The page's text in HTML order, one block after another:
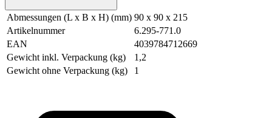
Abmessungen (L x B x H) (mm) 90 x 90 x 215
Artikelnummer
6.295-771.0
EAN
4039784712669
Gewicht inkl. Verpackung (kg)
1,2
Gewicht ohne Verpackung (kg)
1